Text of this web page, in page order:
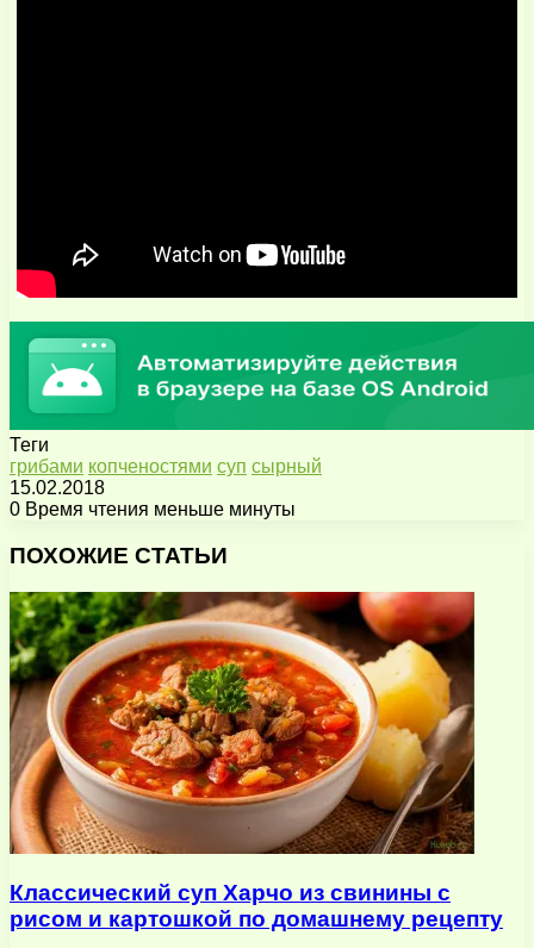
Теги
грибами копченостями суп сырный
15.02.2018
0 Время чтения меньше минуты
через
почту
ПОХОЖИЕ СТАТЬИ
Классический суп Харчо из свинины с
рисом и картошкой по домашнему рецепту